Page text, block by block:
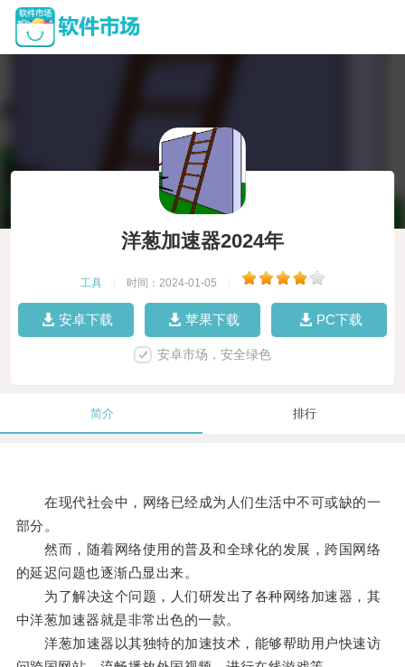
洋葱加速器2024年
工具 时间：2024-01-05
安卓下载 苹果下载 PC下载
安卓市场，安全绿色
简介 排行
在现代社会中，网络已经成为人们生活中不可或缺的一
部分。
然而，随着网络使用的普及和全球化的发展，跨国网络
的延迟问题也逐渐凸显出来。
为了解决这个问题，人们研发出了各种网络加速器，其
中洋葱加速器就是非常出色的一款。
洋葱加速器以其独特的加速技术，能够帮助用户快速访